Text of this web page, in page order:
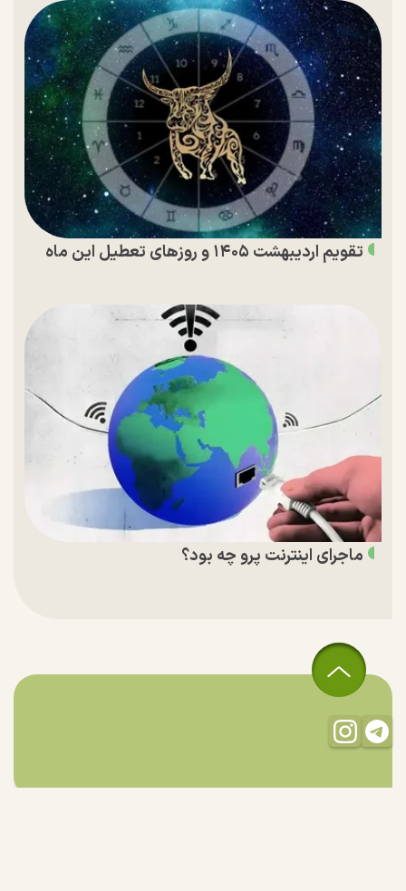
تقویم اردیبهشت ۱۴۰۵ و روز‌های تعطیل این ماه
ماجرای اینترنت پرو چه بود؟